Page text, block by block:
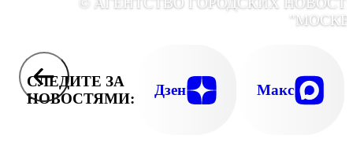
СЛЕДИТЕ ЗА
НОВОСТЯМИ:
Дзен Макс